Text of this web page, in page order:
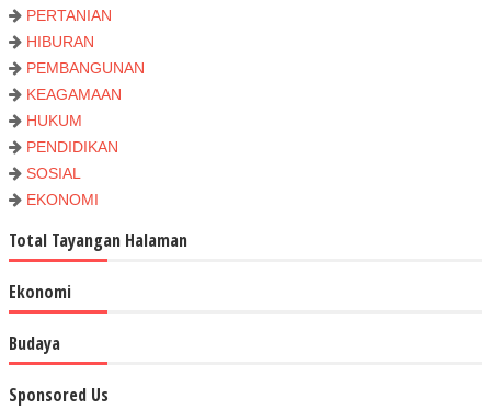
PERTANIAN
HIBURAN
PEMBANGUNAN
KEAGAMAAN
HUKUM
PENDIDIKAN
SOSIAL
EKONOMI
Total Tayangan Halaman
Ekonomi
Budaya
Sponsored Us